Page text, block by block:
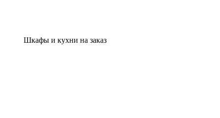
Шкафы и кухни на заказ